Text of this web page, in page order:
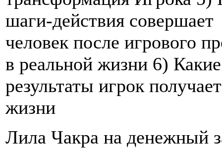
шаги-действия совершает
человек после игрового
в реальной жизни 6) Какие
результаты игрок
жизни
Лила Чакра на денежный